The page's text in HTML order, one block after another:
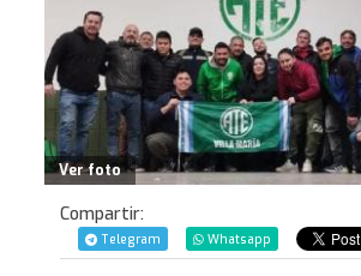
Ver foto
Compartir:
Telegram Whatsapp